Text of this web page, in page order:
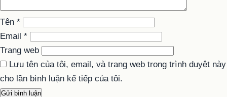
Tên *
Email *
Trang web
Lưu tên của tôi, email, và trang web trong trình duyệt này
cho lần bình luận kế tiếp của tôi.